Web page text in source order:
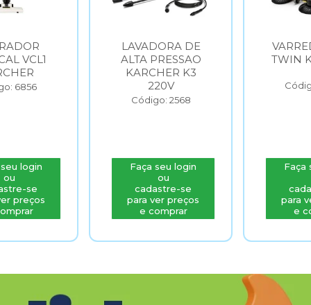
VCL1
6856
login
ou
se
preços
LAVADORA DE
ALTA PRESSAO
KARCHER K3
220V
Código: 2568
Faça seu login
ou
cadastre-se
para ver preços
e comprar
TWIN
Faça
para
e